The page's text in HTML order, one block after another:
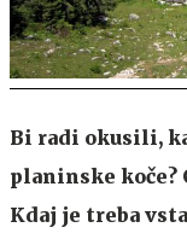
Bi radi okusili,
planinske koče?
Kdaj je treba